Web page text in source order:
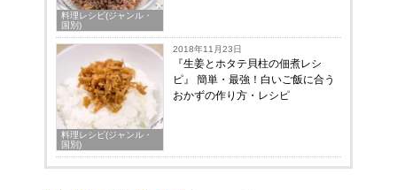
料理レシピ(ジャンル・
国別)
料理レシピ(ジャンル・
国別)
2018年11月23日
『生姜とホタテ貝柱の佃煮レシ
ピ』 簡単・最強！白いご飯に合う
おかずの作り方・レシピ